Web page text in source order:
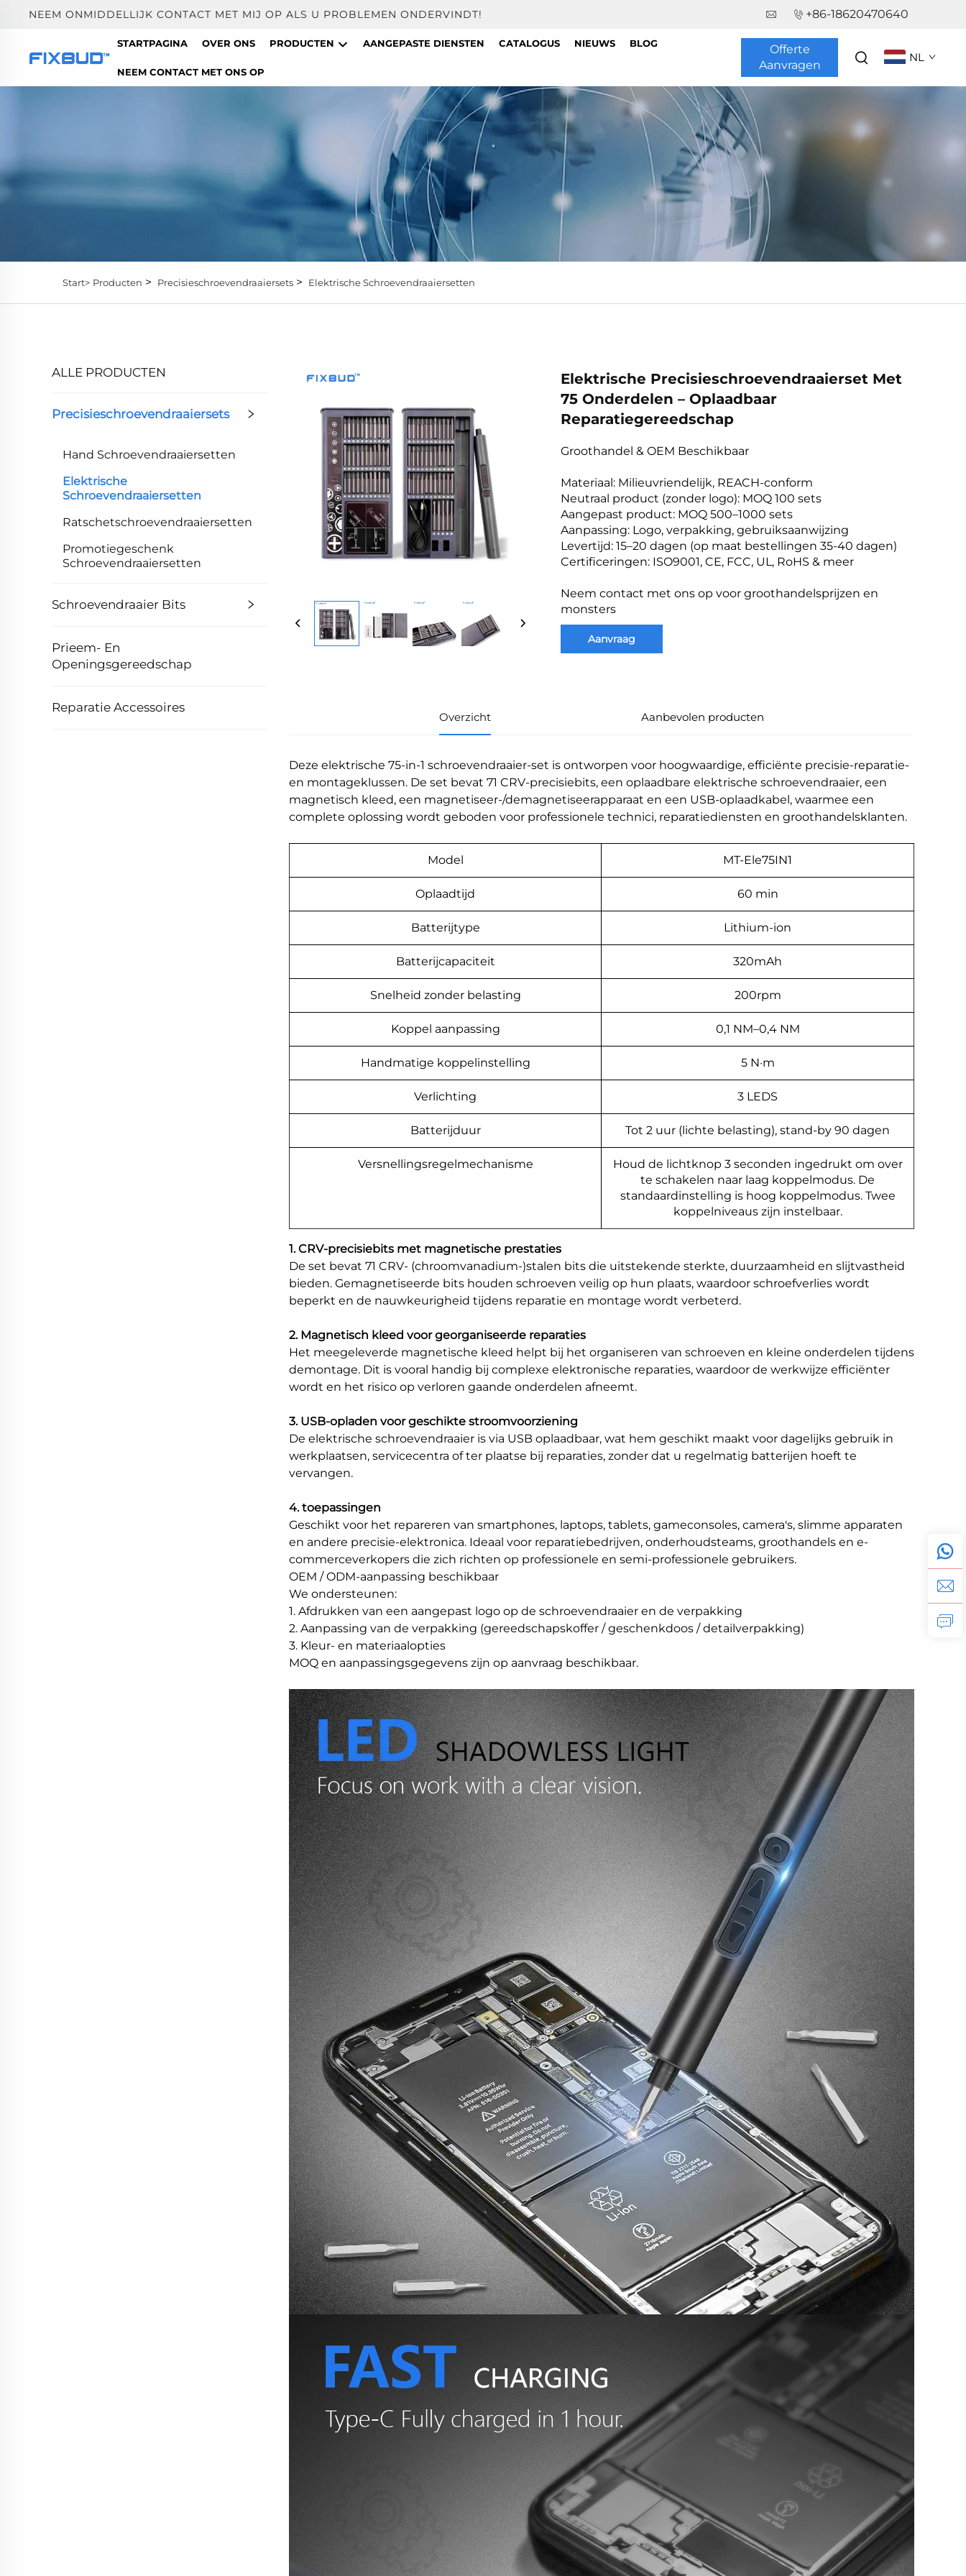
NEEM ONMIDDELLIJK CONTACT MET MIJ OP ALS U PROBLEMEN ONDERVINDT! +86-18620470640
STARTPAGINA OVER ONS PRODUCTEN AANGEPASTE DIENSTEN CATALOGUS NIEUWS BLOG
NEEM CONTACT MET ONS OP
Offerte
Aanvragen
NL
Start> Producten > Precisieschroevendraaiersets > Elektrische Schroevendraaiersetten
ALLE PRODUCTEN
Precisieschroevendraaiersets
Hand Schroevendraaiersetten
Elektrische
Schroevendraaiersetten
Ratschetschroevendraaiersetten
Promotiegeschenk
Schroevendraaiersetten
Schroevendraaier Bits
Prieem- En
Openingsgereedschap
Reparatie Accessoires
Elektrische Precisieschroevendraaierset Met
75 Onderdelen – Oplaadbaar
Reparatiegereedschap
Groothandel & OEM Beschikbaar
Materiaal: Milieuvriendelijk, REACH-conform
Neutraal product (zonder logo): MOQ 100 sets
Aangepast product: MOQ 500–1000 sets
Aanpassing: Logo, verpakking, gebruiksaanwijzing
Levertijd: 15–20 dagen (op maat bestellingen 35-40 dagen)
Certificeringen: ISO9001, CE, FCC, UL, RoHS & meer
Neem contact met ons op voor groothandelsprijzen en
monsters
Aanvraag
Overzicht Aanbevolen producten
Deze elektrische 75-in-1 schroevendraaier-set is ontworpen voor hoogwaardige, efficiënte precisie-reparatie-
en montageklussen. De set bevat 71 CRV-precisiebits, een oplaadbare elektrische schroevendraaier, een
magnetisch kleed, een magnetiseer-/demagnetiseerapparaat en een USB-oplaadkabel, waarmee een
complete oplossing wordt geboden voor professionele technici, reparatiediensten en groothandelsklanten.
Model MT-Ele75IN1
Oplaadtijd 60 min
Batterijtype Lithium-ion
Batterijcapaciteit 320mAh
Snelheid zonder belasting 200rpm
Koppel aanpassing 0,1 NM–0,4 NM
Handmatige koppelinstelling 5 N·m
Verlichting 3 LEDS
Batterijduur Tot 2 uur (lichte belasting), stand-by 90 dagen
Versnellingsregelmechanisme
Houd de lichtknop 3 seconden ingedrukt om over
te schakelen naar laag koppelmodus. De
standaardinstelling is hoog koppelmodus. Twee
koppelniveaus zijn instelbaar.
1. CRV-precisiebits met magnetische prestaties
De set bevat 71 CRV- (chroomvanadium-)stalen bits die uitstekende sterkte, duurzaamheid en slijtvastheid
bieden. Gemagnetiseerde bits houden schroeven veilig op hun plaats, waardoor schroefverlies wordt
beperkt en de nauwkeurigheid tijdens reparatie en montage wordt verbeterd.
2. Magnetisch kleed voor georganiseerde reparaties
Het meegeleverde magnetische kleed helpt bij het organiseren van schroeven en kleine onderdelen tijdens
demontage. Dit is vooral handig bij complexe elektronische reparaties, waardoor de werkwijze efficiënter
wordt en het risico op verloren gaande onderdelen afneemt.
3. USB-opladen voor geschikte stroomvoorziening
De elektrische schroevendraaier is via USB oplaadbaar, wat hem geschikt maakt voor dagelijks gebruik in
werkplaatsen, servicecentra of ter plaatse bij reparaties, zonder dat u regelmatig batterijen hoeft te
vervangen.
4. toepassingen
Geschikt voor het repareren van smartphones, laptops, tablets, gameconsoles, camera's, slimme apparaten
en andere precisie-elektronica. Ideaal voor reparatiebedrijven, onderhoudsteams, groothandels en e-
commerceverkopers die zich richten op professionele en semi-professionele gebruikers.
OEM / ODM-aanpassing beschikbaar
We ondersteunen:
1. Afdrukken van een aangepast logo op de schroevendraaier en de verpakking
2. Aanpassing van de verpakking (gereedschapskoffer / geschenkdoos / detailverpakking)
3. Kleur- en materiaalopties
MOQ en aanpassingsgegevens zijn op aanvraag beschikbaar.